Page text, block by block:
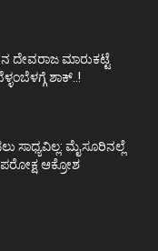
ಮಾರುಕಟ್ಟೆ
ಶಾಕ್..!
ಸಾಧ್ಯವಿಲ್ಲ: ಮೈಸೂರಿನಲ್ಲೆ
ಪರೋಕ್ಷ ಆಕ್ರೋಶ